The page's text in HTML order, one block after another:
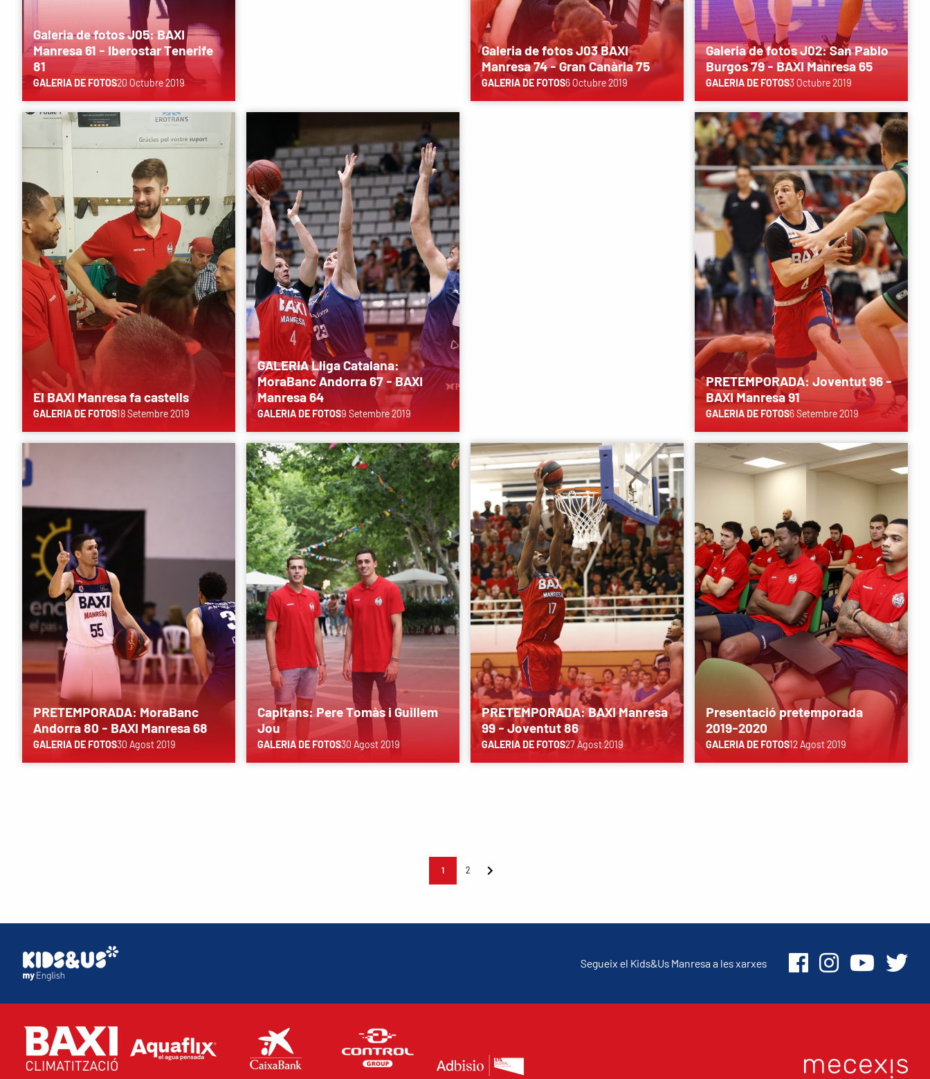
Galeria de fotos J05: BAXI
Manresa 61 - Iberostar Tenerife
81
GALERIA DE FOTOS20 Octubre 2019
Galeria de fotos J03 BAXI
Manresa 74 - Gran Canària 75
GALERIA DE FOTOS6 Octubre 2019
Galeria de fotos J02: San Pablo
Burgos 79 - BAXI Manresa 65
GALERIA DE FOTOS3 Octubre 2019
El BAXI Manresa fa castells
GALERIA DE FOTOS18 Setembre 2019
GALERIA Lliga Catalana:
MoraBanc Andorra 67 - BAXI
Manresa 64
GALERIA DE FOTOS9 Setembre 2019
PRETEMPORADA: Joventut 96 -
BAXI Manresa 91
GALERIA DE FOTOS6 Setembre 2019
PRETEMPORADA: MoraBanc
Andorra 80 - BAXI Manresa 68
GALERIA DE FOTOS30 Agost 2019
Capitans: Pere Tomàs i Guillem
Jou
GALERIA DE FOTOS30 Agost 2019
PRETEMPORADA: BAXI Manresa
99 - Joventut 86
GALERIA DE FOTOS27 Agost 2019
Presentació pretemporada
2019-2020
GALERIA DE FOTOS12 Agost 2019
1 2
Segueix el Kids&Us Manresa a les xarxes